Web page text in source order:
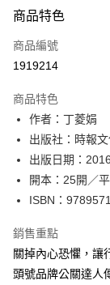
信用卡一次付款
ATM付款
運送方式
付款後全家取貨
每筆NT$60，滿
付款後7-11取貨
每筆NT$60，滿
宅配
每筆NT$100，滿
商品特色
商品編號
1919214
商品特色
作者：丁菱娟
出版社：時報
出版日期：
開本：25開／
ISBN：
銷售重點
關掉內心恐懼，讓
頭號品牌公關達人